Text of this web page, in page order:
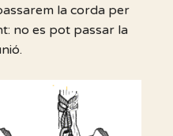
la corda per
no es pot passar la